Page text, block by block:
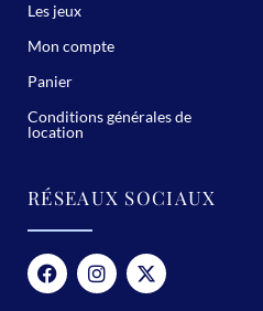
Les jeux
Mon compte
Panier
Conditions générales de
location
RÉSEAUX SOCIAUX